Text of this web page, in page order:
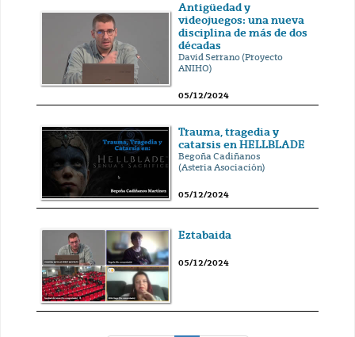
Antigüedad y
videojuegos: una nueva
disciplina de más de dos
décadas
David Serrano (Proyecto
ANIHO)
05/12/2024
Trauma, tragedia y
catarsis en HELLBLADE
Begoña Cadiñanos
(Asteria Asociación)
05/12/2024
Eztabaida
05/12/2024